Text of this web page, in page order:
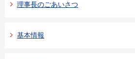
理事長のごあいさつ
基本情報